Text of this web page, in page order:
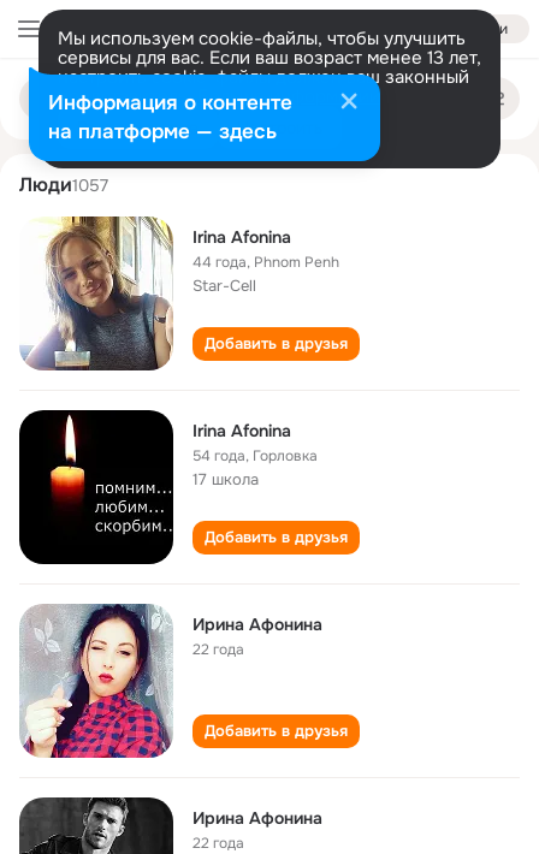
Войти
Мы используем cookie-файлы, чтобы улучшить
сервисы для вас. Если ваш возраст менее 13 лет,
настроить cookie-файлы должен ваш законный
представитель. Больше информации
Разрешить все Настроить
Поиск
людям
irina afonina
Люди1057
Irina Afonina
44 года, Phnom Penh
Star-Cell
Добавить в друзья
Irina Afonina
54 года, Горловка
17 школа
Добавить в друзья
Ирина Афонина
22 года
Добавить в друзья
Ирина Афонина
22 года
Информация о контенте
на платформе — здесь